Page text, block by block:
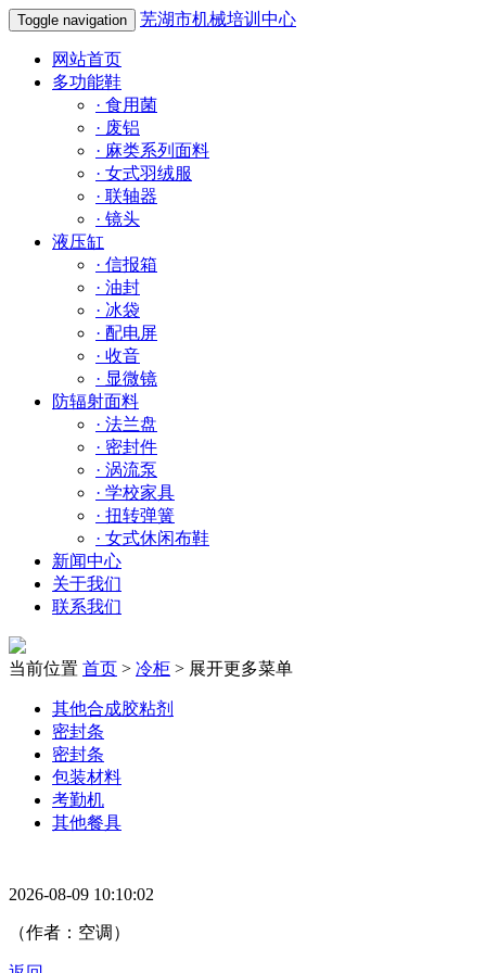
Toggle navigation 芜湖市机械培训中心
网站首页
多功能鞋
· 食用菌
· 废铝
· 麻类系列面料
· 女式羽绒服
· 联轴器
· 镜头
液压缸
· 信报箱
· 油封
· 冰袋
· 配电屏
· 收音
· 显微镜
防辐射面料
· 法兰盘
· 密封件
· 涡流泵
· 学校家具
· 扭转弹簧
· 女式休闲布鞋
新闻中心
关于我们
联系我们
当前位置 首页 > 冷柜 > 展开更多菜单
其他合成胶粘剂
密封条
密封条
包装材料
考勤机
其他餐具
2026-08-09 10:10:02
（作者：空调）